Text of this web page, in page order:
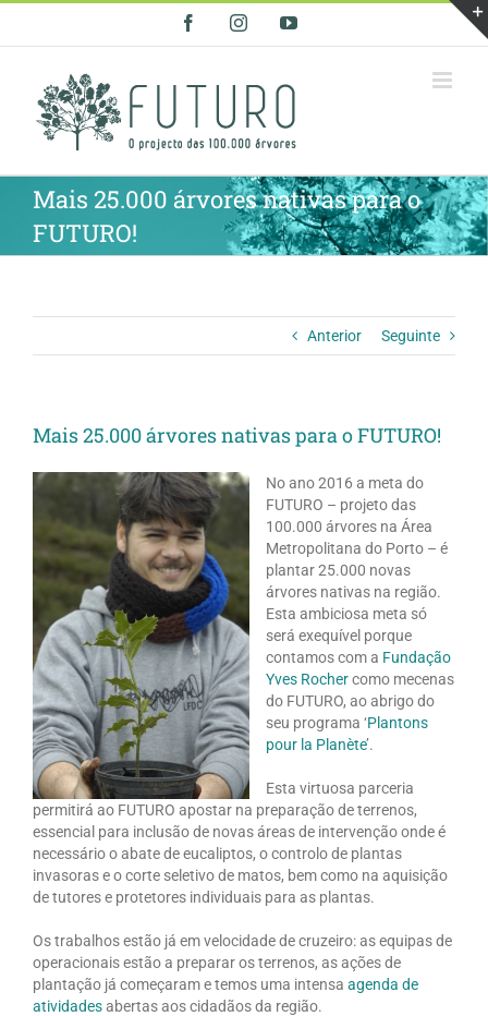
FacebookInstagramYouTube
Mais 25.000 árvores nativas para o
FUTURO!
Anterior Seguinte
Mais 25.000 árvores nativas para o FUTURO!
No ano 2016 a meta do
FUTURO – projeto das
100.000 árvores na Área
Metropolitana do Porto – é
plantar 25.000 novas
árvores nativas na região.
Esta ambiciosa meta só
será exequível porque
contamos com a Fundação
Yves Rochercomo mecenas
do FUTURO, ao abrigo do
seu programa ‘Plantons
pour la Planète’.
Esta virtuosa parceria
permitirá ao FUTURO apostar na preparação de terrenos,
essencial para inclusão de novas áreas de intervenção onde é
necessário o abate de eucaliptos, o controlo de plantas
invasoras e o corte seletivo de matos, bem como na aquisição
de tutores e protetores individuais para as plantas.
Os trabalhos estão já em velocidade de cruzeiro: as equipas de
operacionais estão a preparar os terrenos, as ações de
plantação já começaram e temos uma intensa agenda de
atividadesabertas aos cidadãos da região.